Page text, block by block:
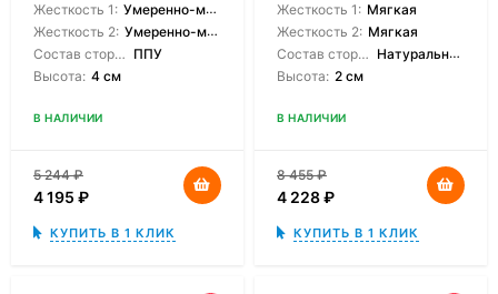
Жесткость 1: Умеренно-мягкая
Жесткость 2: Умеренно-мягкая
Состав сторон: ППУ
Высота: 4 см
В НАЛИЧИИ
5 244₽
4 195 ₽
КУПИТЬ В 1 КЛИК
Жесткость 1: Мягкая
Жесткость 2: Мягкая
Состав сторон: Натуральный латекс
Высота: 2 см
В НАЛИЧИИ
8 455₽
4 228₽
КУПИТЬ В 1 КЛИК